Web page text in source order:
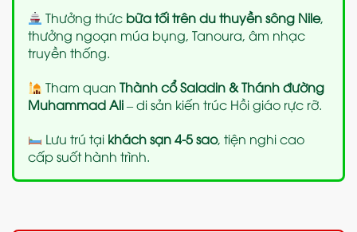
Thưởng thức bữa tối trên du thuyền sông Nile,
thưởng ngoạn múa bụng, Tanoura, âm nhạc
truyền thống.
Tham quanThành cổ Saladin & Thánh đường
Muhammad Ali– di sản kiến trúc Hồi giáo rực rỡ.
Lưu trú tại khách sạn 4-5 sao, tiện nghi cao
cấp suốt hành trình.